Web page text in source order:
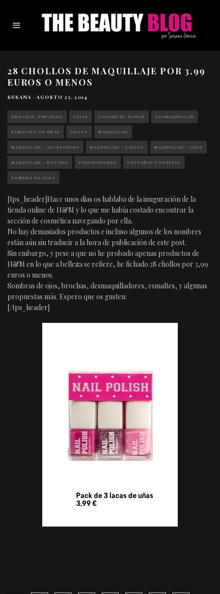
28 CHOLLOS DE MAQUILLAJE POR 3,99
EUROS O MENOS
SUSANA · AGOSTO 25, 2014
BROCHAS, PINCELES CEJAS COLORETE, BLUSH DESMAQUILLAR
ESMALTES DE UÑAS GLOSS MAQUILLAJE
MAQUILLAJE - ACCESORIOS MAQUILLAJE - LABIOS MAQUILLAJE - OJOS
MAQUILLAJE - ROSTRO PERFILADORES PESTAÑAS POSTIZAS
SOMBRA DE OJOS
[tps_header]Hace unos dias os hablaba de la inuguración de la
tienda online de H&M y lo que me había costado encontrar la
sección de cosmética navegando por ella.
No hay demasiados productos e incluso algunos de los nombres
están aún sin traducir a la hora de publicación de este post.
Sin embargo, y pese a que no he probado apenas productos de
H&M en lo que a belleza se refiere, he fichado 28 chollos por 3,99
euros o menos.
Sombras de ojos, brochas, desmaquilladores, esmaltes, y algunas
propuestas más. Espero que os gusten:
[/tps_header]